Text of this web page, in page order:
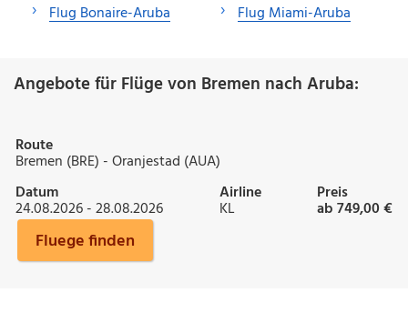
Flug Bonaire-Aruba
Flug Miami-Aruba
Angebote für Flüge von Bremen nach Aruba:
Route
Bremen (BRE) - Oranjestad (AUA)
Datum
24.08.2026 - 28.08.2026
Airline
KL
Preis
ab 749,00 €
Fluege finden